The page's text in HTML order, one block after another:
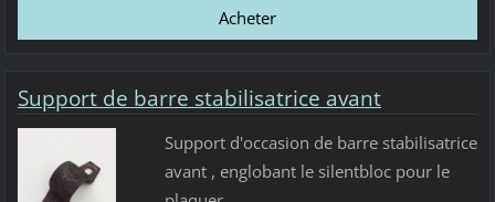
Support de barre stabilisatrice avant
Support d'occasion de barre stabilisatrice
avant , englobant le silentbloc pour le